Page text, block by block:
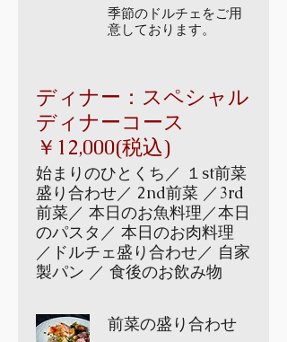
季節のドルチェをご用
意しております。
ディナー：スペシャル
ディナーコース
￥12,000(税込)
始まりのひとくち／ １st前菜
盛り合わせ／ 2nd前菜 ／3rd
前菜／ 本日のお魚料理／本日
のパスタ／ 本日のお肉料理
／ドルチェ盛り合わせ／ 自家
製パン ／ 食後のお飲み物
前菜の盛り合わせ